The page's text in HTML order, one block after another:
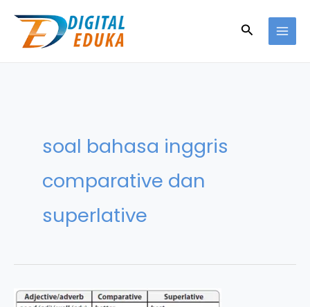
content
Search
soal bahasa inggris
comparative dan
superlative